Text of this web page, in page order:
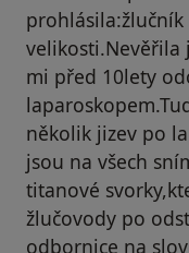
velikosti.Nevěřila
mi před 10lety
několik jizev po
jsou na všech
titanové
žlučovody po
odbornice na